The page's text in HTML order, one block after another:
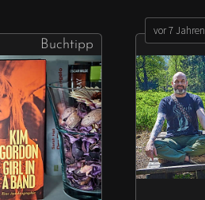
Buchtipp
vor 7 Jahren